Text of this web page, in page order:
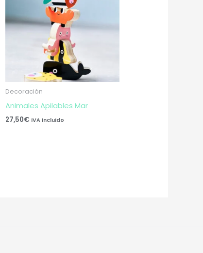
Decoración
Animales Apilables Mar
27,50€ IVA Incluido